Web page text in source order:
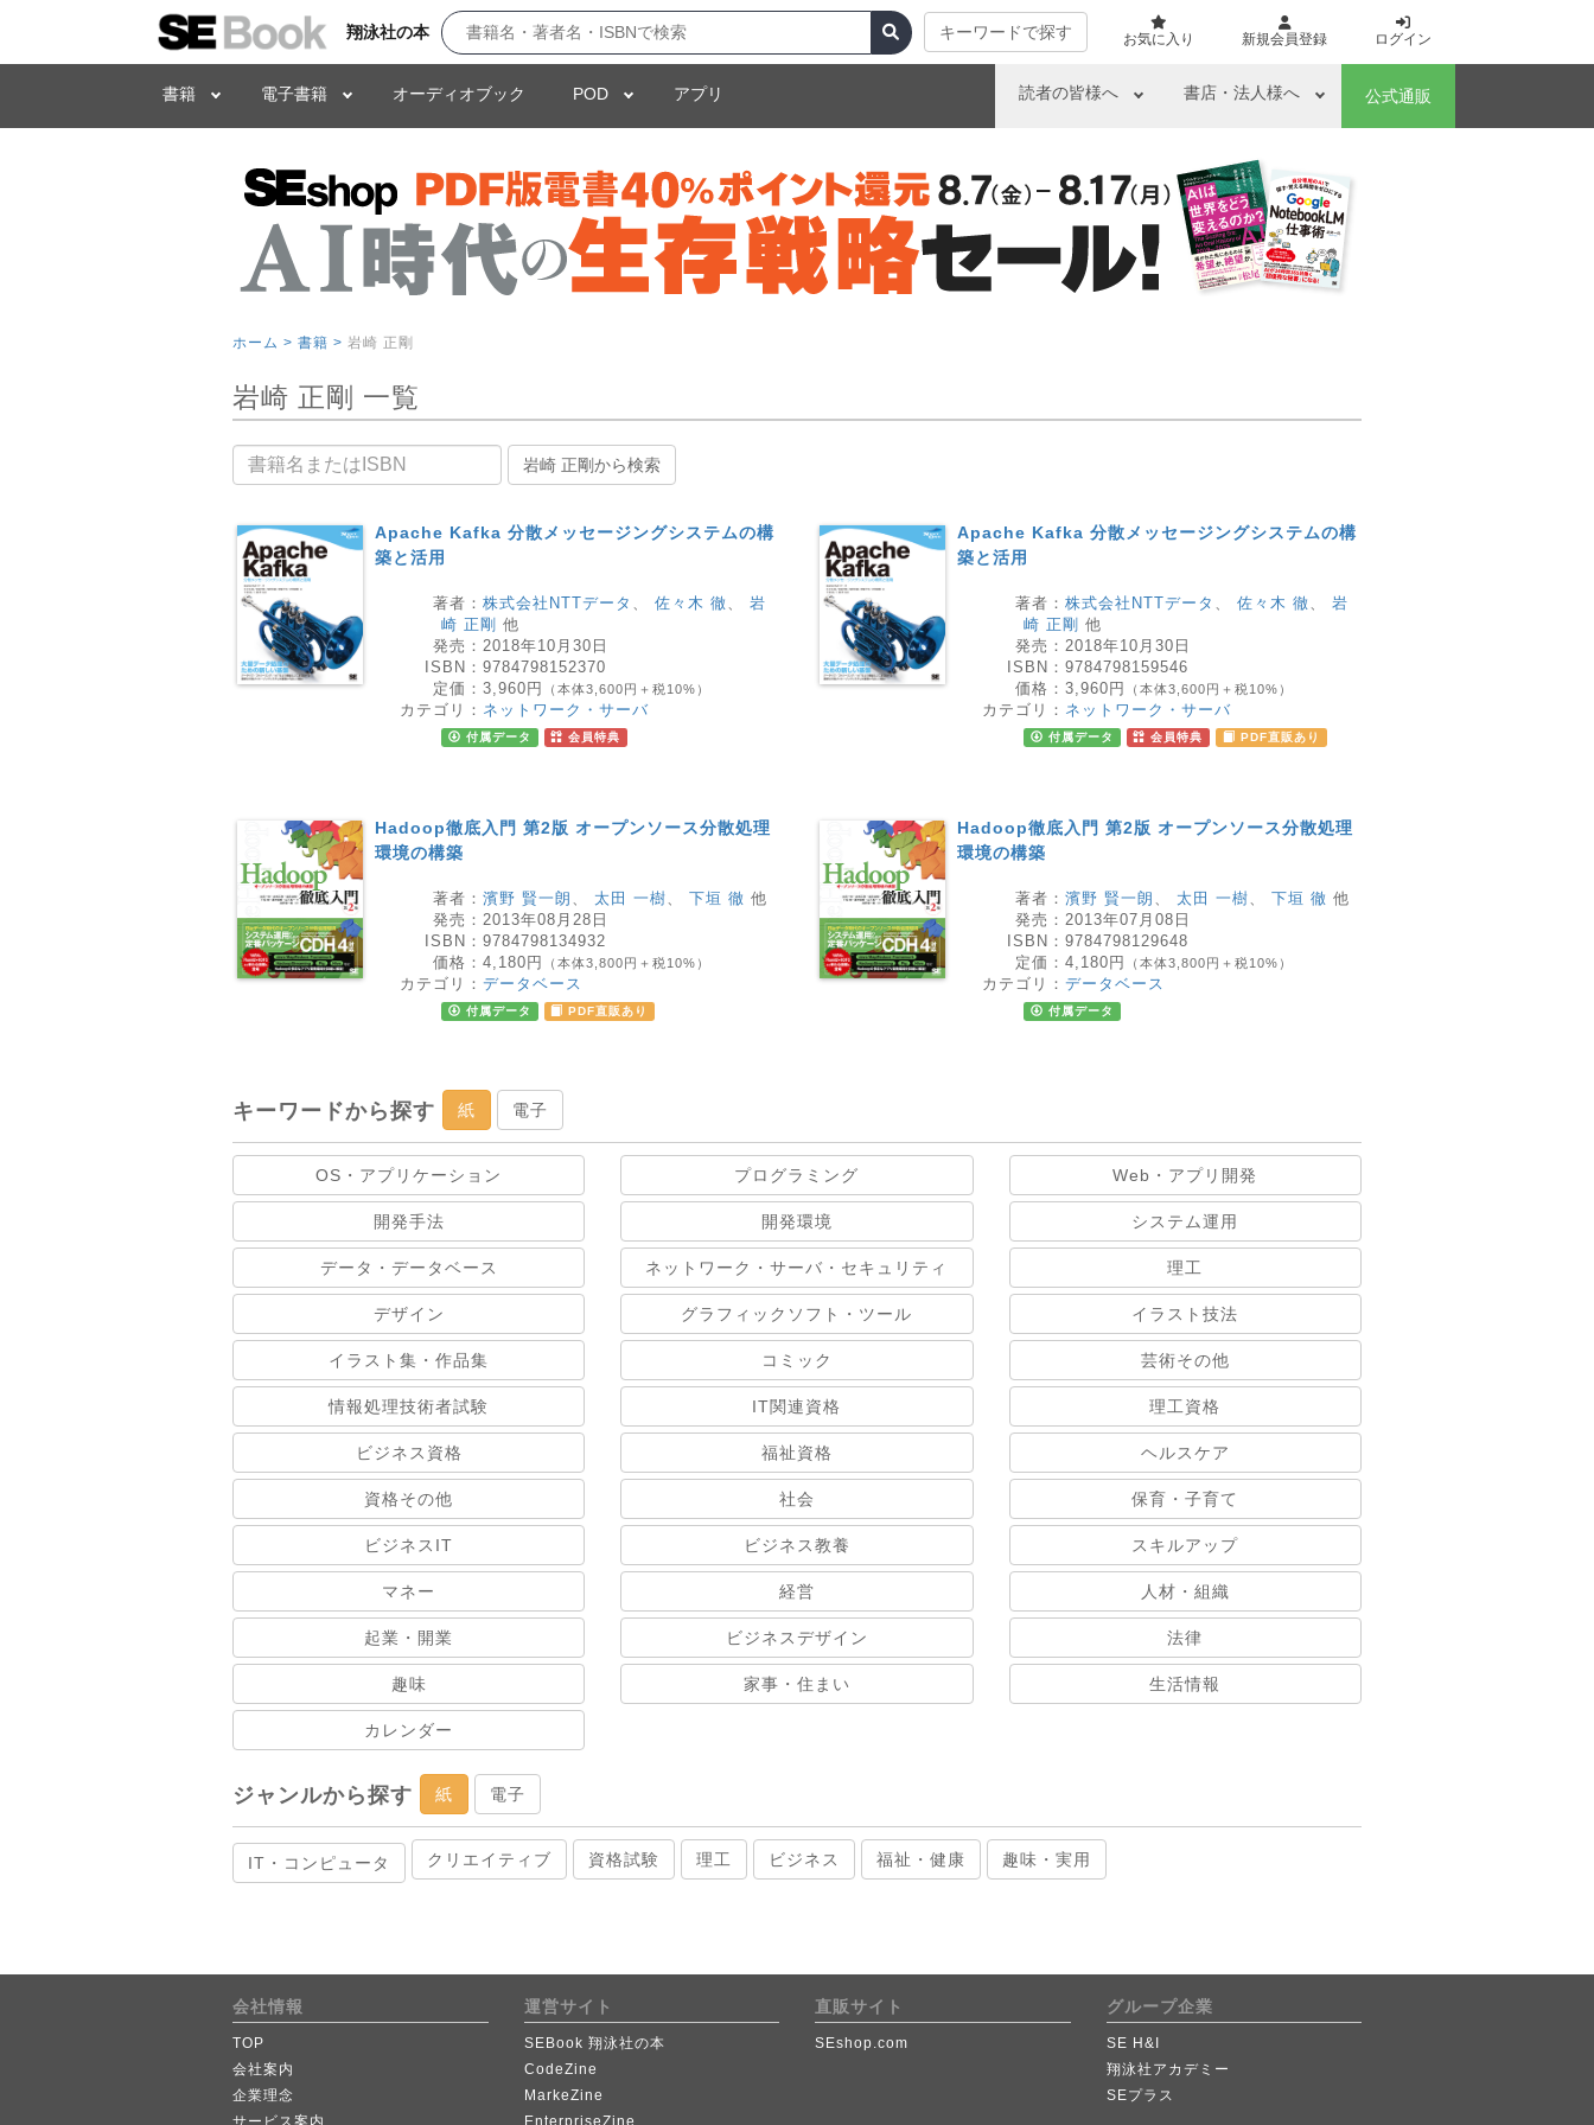
翔泳社の本 キーワードで探す お気に入り 新規会員登録 ログイン
書籍 電子書籍 オーディオブック POD アプリ 読者の皆様へ 書店・法人様へ 公式通販
ホーム > 書籍 > 岩崎 正剛
岩崎 正剛 一覧
書籍名 岩崎 正剛から検索
Apache Kafka 分散メッセージングシステムの構
築と活用
著者： 株式会社NTTデータ 、 佐々木 徹、 岩
崎 正剛 他
発売： 2018年10月30日
ISBN： 9784798152370
定価： 3,960円 （本体3,600円＋税10%）
カテゴリ： ネットワーク・サーバ
付属データ 会員特典
Apache Kafka 分散メッセージングシステムの構
築と活用
著者： 株式会社NTTデータ 、 佐々木 徹、 岩
崎 正剛 他
発売： 2018年10月30日
ISBN： 9784798159546
価格： 3,960円 （本体3,600円＋税10%）
カテゴリ： ネットワーク・サーバ
付属データ 会員特典 PDF直販あり
Hadoop徹底入門 第2版 オープンソース分散処理
環境の構築
著者： 濱野 賢一朗 、 太田 一樹、 下垣 徹 他
発売： 2013年08月28日
ISBN： 9784798134932
価格： 4,180円 （本体3,800円＋税10%）
カテゴリ： データベース
付属データ PDF直販あり
Hadoop徹底入門 第2版 オープンソース分散処理
環境の構築
著者： 濱野 賢一朗 、 太田 一樹、 下垣 徹 他
発売： 2013年07月08日
ISBN： 9784798129648
定価： 4,180円 （本体3,800円＋税10%）
カテゴリ： データベース
付属データ
キーワードから探す 紙 電子
OS・アプリケーション プログラミング Web・アプリ開発
開発手法 開発環境 システム運用
データ・データベース ネットワーク・サーバ・セキュリティ 理工
デザイン グラフィックソフト・ツール イラスト技法
イラスト集・作品集 コミック 芸術その他
情報処理技術者試験 IT関連資格 理工資格
ビジネス資格 福祉資格 ヘルスケア
資格その他 社会 保育・子育て
ビジネスIT ビジネス教養 スキルアップ
マネー 経営 人材・組織
起業・開業 ビジネスデザイン 法律
趣味 家事・住まい 生活情報
カレンダー
ジャンルから探す 紙 電子
IT・コンピュータ クリエイティブ 資格試験 理工 ビジネス 福祉・健康 趣味・実用
会社情報
TOP
会社案内
企業理念
サービス案内
運営サイト
SEBook 翔泳社の本
CodeZine
MarkeZine
EnterpriseZine
直販サイト
SEshop.com
グループ企業
SE H&I
翔泳社アカデミー
SEプラス